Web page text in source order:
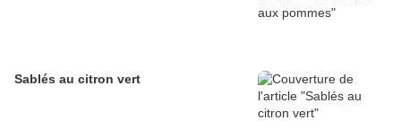
Sablés au citron vert